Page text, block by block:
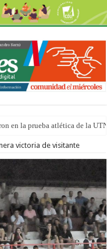
en la prueba atlética de la
victoria de visitante